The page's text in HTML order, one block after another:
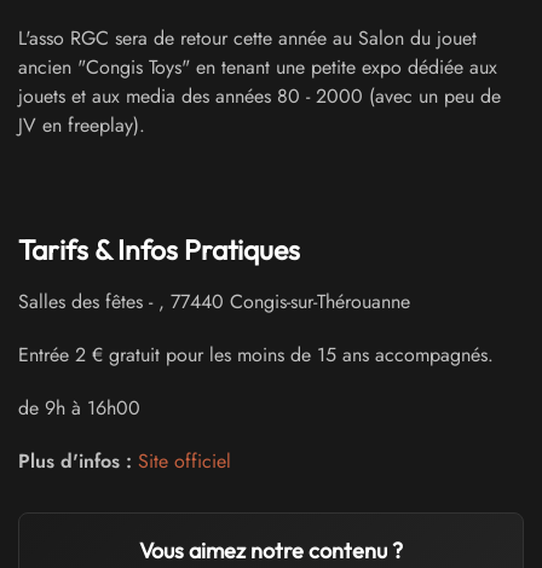
L'asso RGC sera de retour cette année au Salon du jouet
ancien "Congis Toys" en tenant une petite expo dédiée aux
jouets et aux media des années 80 - 2000 (avec un peu de
JV en freeplay).
Tarifs & Infos Pratiques
Salles des fêtes - , 77440 Congis-sur-Thérouanne
Entrée 2 € gratuit pour les moins de 15 ans accompagnés.
de 9h à 16h00
Plus d'infos : Site officiel
Vous aimez notre contenu ?